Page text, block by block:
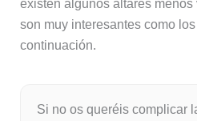
existen algunos altares
son muy interesantes como
continuación.
Si no os queréis complicar